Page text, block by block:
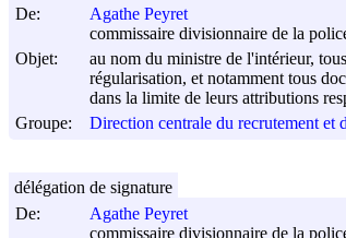
De:
Agathe Peyret
commissaire divisionnaire de la
Objet:
au nom du ministre de l'intérieur,
régularisation, et notamment tous
dans la limite de leurs attributions
Groupe:
Direction centrale du recrutement
De:
Agathe Peyret
commissaire divisionnaire de la
délégation de signature